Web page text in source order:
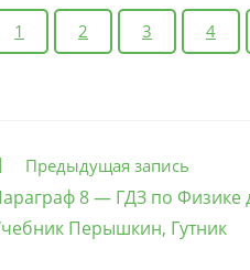
1 2 3 4
Предыдущая запись
8 — ГДЗ по Физике
Перышкин, Гутник